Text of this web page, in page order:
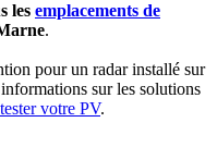
les emplacements de
.
pour un radar installé sur
sur les solutions
votre PV.